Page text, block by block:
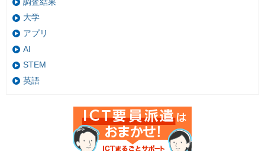
大学
アプリ
AI
STEM
英語